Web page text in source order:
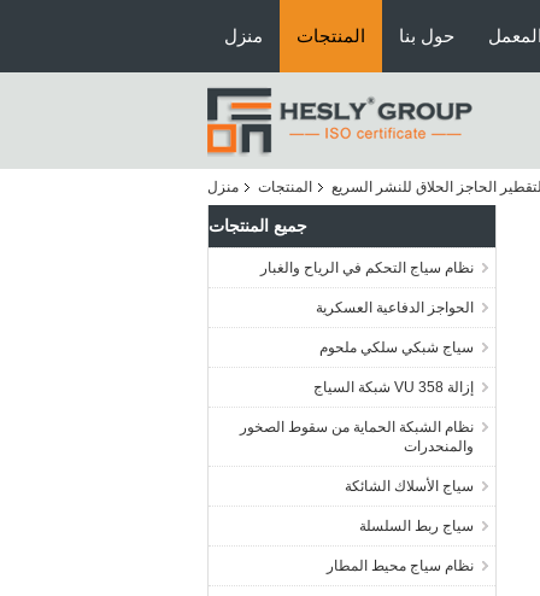
منزل المنتجات حول بنا
منزل المنتجات الحاجز الحلاق للنشر السريع
جميع المنتجات
نظام سياج التحكم في الرياح والغبار
الحواجز الدفاعية العسكرية
سياج شبكي سلكي ملحوم
إزالة VU 358 شبكة السياج
نظام الشبكة الحماية من سقوط الصخور
والمنحدرات
سياج الأسلاك الشائكة
سياج ربط السلسلة
نظام سياج محيط المطار